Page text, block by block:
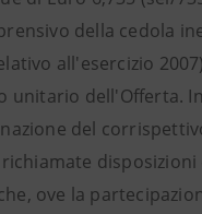
della cedola
all'esercizio
unitario dell'Offerta.
del
disposizioni
ove la